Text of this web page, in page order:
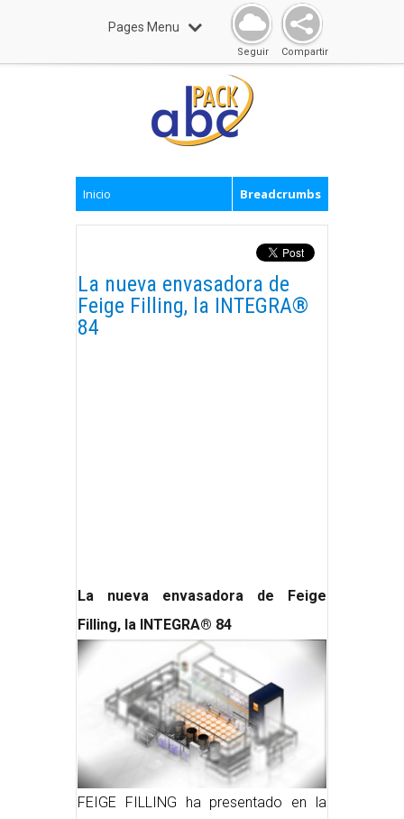
Pages Menu
Compartir
Seguir
Inicio Breadcrumbs
La nueva envasadora de
Feige Filling, la INTEGRA®
84
La nueva envasadora de Feige
Filling, la INTEGRA® 84
FEIGE FILLING ha presentado en la